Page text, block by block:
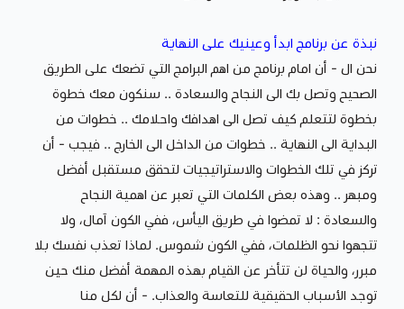
نبذة عن برنامج ابدأ وعينيك على النهاية
نحن ال - أن امام برنامج من اهم البرامج التي تضعك على الطريق
الصحيح وتصل بك الى النجاح والسعادة .. سنكون معك خطوة
بخطوة لتتعلم كيف تصل الى اهدافك واحلامك .. خطوات من
البداية الى النهاية .. خطوات من الداخل الى الخارج .. فيجب - أن
تركز في تلك الخطوات والاستراتيجيات لتحقق مستقبل أفضل
ومبهر .. وهذه بعض الكلمات التي تعبر عن اهمية النجاح
والسعادة : لا تمضوا في طريق اليأس، ففي الكون آمال، ولا
تتجهوا نحو الظلمات، ففي الكون شموس. لماذا تعذب نفسك بلا
مبرر، والحياة لن تتأخر عن القيام بهذه المهمة أفضل منك حين
توجد الأسباب الحقيقية للتعاسة والعذاب. - أن لكل منا